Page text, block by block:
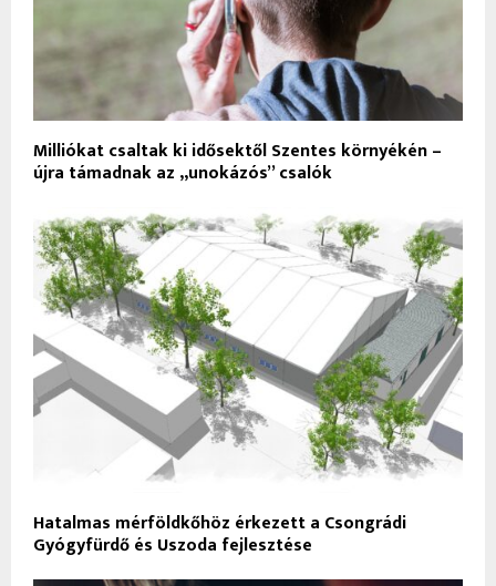
Milliókat csaltak ki idősektől Szentes környékén –
újra támadnak az „unokázós” csalók
Hatalmas mérföldkőhöz érkezett a Csongrádi
Gyógyfürdő és Uszoda fejlesztése